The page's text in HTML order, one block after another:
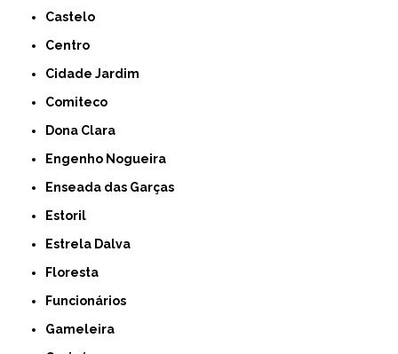
Castelo
Centro
Cidade Jardim
Comiteco
Dona Clara
Engenho Nogueira
Enseada das Garças
Estoril
Estrela Dalva
Floresta
Funcionários
Gameleira